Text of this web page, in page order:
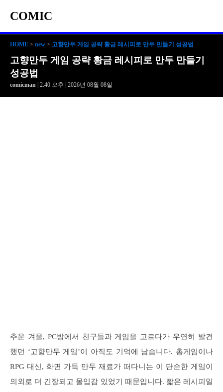
COMIC
HOME > new > 고향만두 게임 공략 황금 레시피로 만두 만들기 성공법
고향만두 게임 공략 황금 레시피로 만두 만들기
성공법
comicman | 2:40 오후 | 2026년 08월 08일
추운 겨울, PC방에서 친구들과 게임을 고르다가 우연히 발견
했던 ‘고향만두 게임’이 아직도 기억에 남습니다. 총게임이나
RPG 대신, 화면 가득 만두 재료가 떠다니는 이 단순한 게임이
의외로 더 긴장되고 몰입감 있었기 때문입니다. 짧은 레시피일